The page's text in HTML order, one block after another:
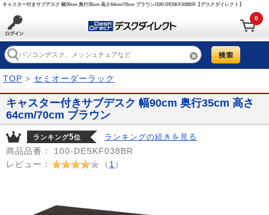
キャスター付きサブデスク 幅90cm 奥行35cm 高さ64cm/70cm ブラウン/100-DESKF038BR【デスクダイレクト】
0
TOP > セミオーダーラック
キャスター付きサブデスク 幅90cm 奥行35cm 高さ
64cm/70cm ブラウン
ランキング5位 ランキングの続きを見る
商品品番：
100-DESKF038BR
レビュー：
（ 1 ）